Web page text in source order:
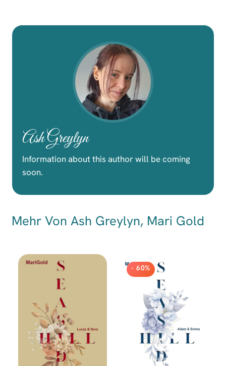
Ash Greylyn
Information about this author will be coming
soon.
Mehr Von Ash Greylyn, Mari Gold
- 60%